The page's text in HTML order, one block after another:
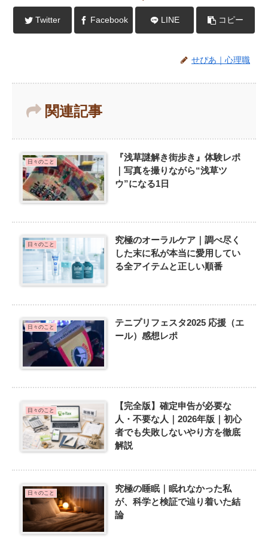
Twitter Facebook LINE コピー
せぴあ｜心理職
関連記事
日々のこと
『浅草謎解き街歩き』体験レポ
｜写真を撮りながら“浅草ツ
ウ”になる1日
日々のこと
究極のオーラルケア｜調べ尽く
した末に私が本当に愛用してい
る全アイテムと正しい順番
日々のこと
テニプリフェスタ2025 応援（エ
ール）感想レポ
日々のこと
【完全版】確定申告が必要な
人・不要な人｜2026年版｜初心
者でも失敗しないやり方を徹底
解説
日々のこと
究極の睡眠｜眠れなかった私
が、科学と検証で辿り着いた結
論